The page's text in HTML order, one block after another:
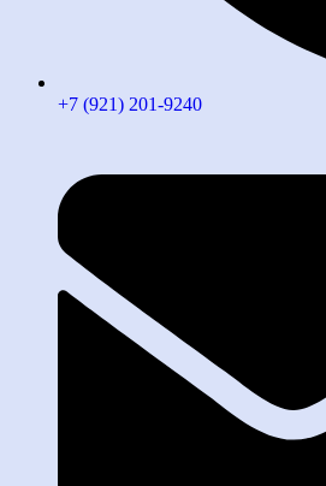
+7 (921) 201-9240